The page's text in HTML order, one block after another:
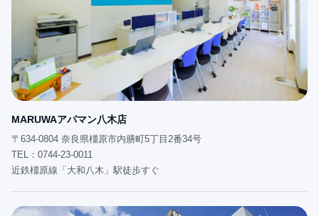
MARUWAアパマン八木店
〒634-0804 奈良県橿原市内膳町5丁目2番34号
TEL：0744-23-0011
近鉄橿原線「大和八木」駅徒歩すぐ